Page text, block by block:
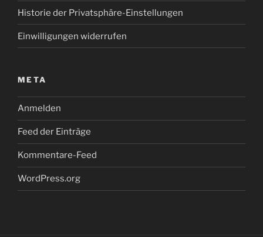
Historie der Privatsphäre-Einstellungen
Einwilligungen widerrufen
META
Anmelden
Feed der Einträge
Kommentare-Feed
WordPress.org